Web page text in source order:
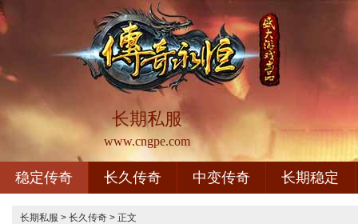
长期私服
www.cngpe.com
稳定传奇 长久传奇 中变传奇 长期稳定
长期私服 > 长久传奇 > 正文